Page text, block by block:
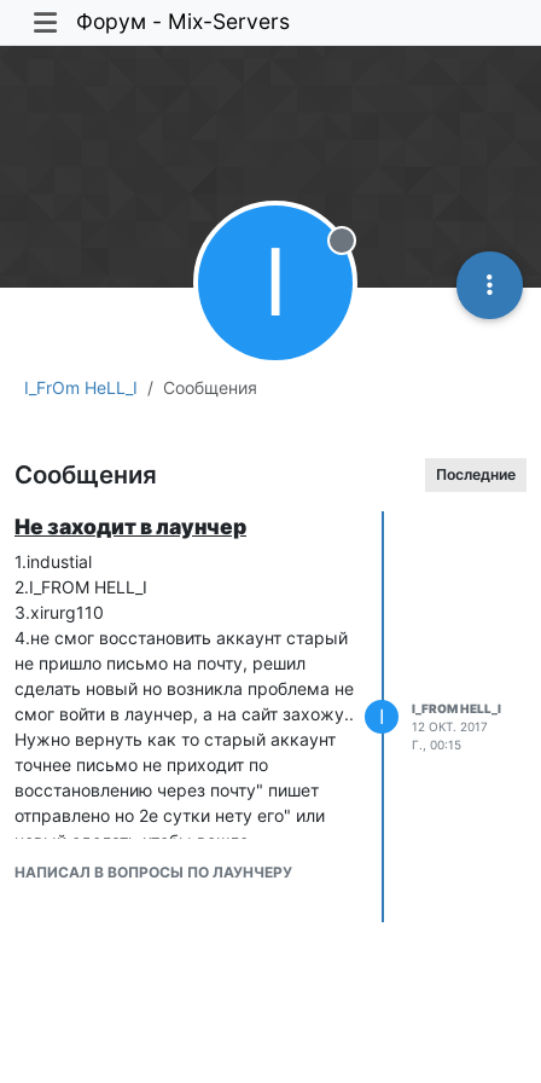
Форум - Mix-Servers
I_FrOm HeLL_I Сообщения
I Не в сети
Сообщения Последние
Не заходит в лаунчер
1.industial
2.I_FROM HELL_I
3.xirurg110
4.не смог восстановить аккаунт старый
не пришло письмо на почту, решил
сделать новый но возникла проблема не
смог войти в лаунчер, а на сайт захожу..
Нужно вернуть как то старый аккаунт
точнее письмо не приходит по
восстановлению через почту" пишет
отправлено но 2е сутки нету его" или
новый сделать чтобы вошло.
5.https://imgur.com/a/jqRnK
НАПИСАЛ В ВОПРОСЫ ПО ЛАУНЧЕРУ
I
I_FROM HELL_I
12 ОКТ. 2017
Г., 00:15